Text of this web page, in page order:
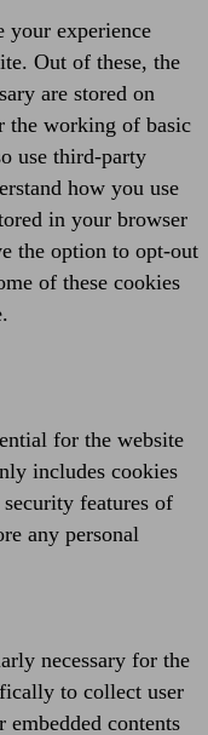
your experience
Out of these, the
are stored on
the working of basic
use third-party
how you use
in your browser
the option to opt-out
of these cookies
for the website
includes cookies
features of
any personal
necessary for the
to collect user
embedded contents